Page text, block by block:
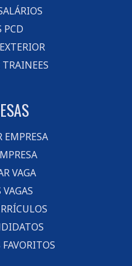
PCD
TRAINEES
EMPRESA
VAGA